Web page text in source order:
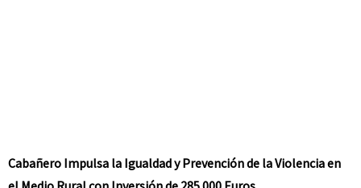
Cabañero Impulsa la Igualdad y Prevención de la Violencia en